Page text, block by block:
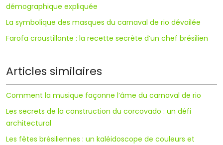
démographique expliquée
La symbolique des masques du carnaval de rio dévoilée
Farofa croustillante : la recette secrète d’un chef brésilien
Articles similaires
Comment la musique façonne l’âme du carnaval de rio
Les secrets de la construction du corcovado : un défi
architectural
Les fêtes brésiliennes : un kaléidoscope de couleurs et